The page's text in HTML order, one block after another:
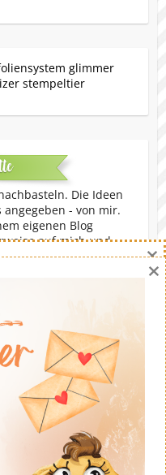
Die Ideen
- von mir.
eigenen Blog
auf mich und
Nutzung ist
ColorlibPowered byWordPress
Up!® Demonstratorin
×
×